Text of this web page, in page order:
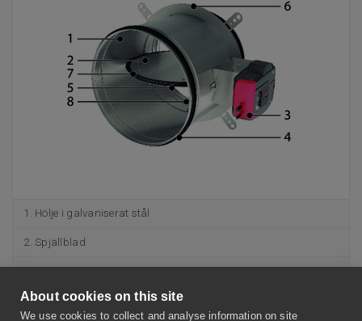
About cookies on this site
We use cookies to collect and analyse information on site
Hölje i galvaniserat stål
Spjällblad
Tätningsring av gummi